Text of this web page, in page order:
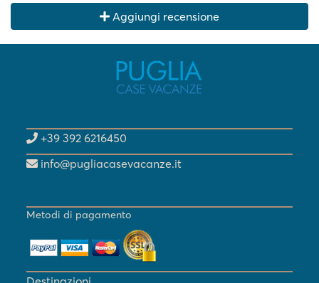
Aggiungi recensione
+39 392 6216450
info@pugliacasevacanze.it
Metodi di pagamento